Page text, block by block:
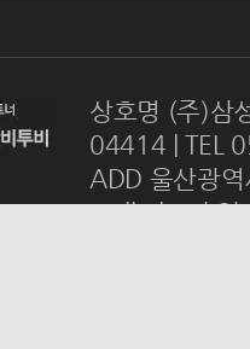
상호명 (주)삼
04414 | TEL
ADD 울산광
mail